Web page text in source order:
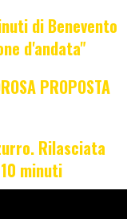
di Benevento
d'andata"
PROPOSTA
Rilasciata
minuti